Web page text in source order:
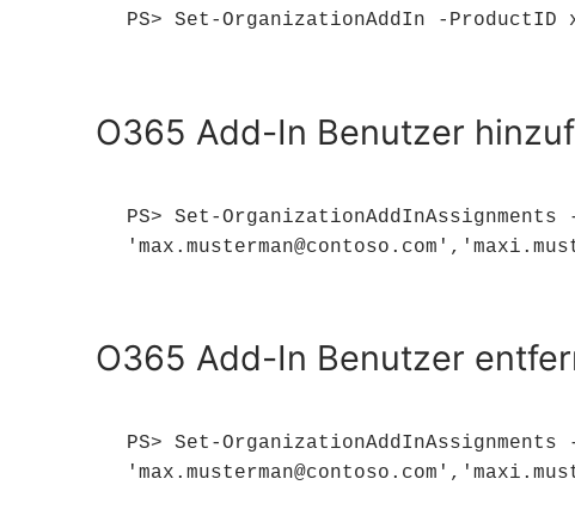
PS> Set-OrganizationAddIn -
O365 Add-In Benutzer
PS> Set-
O365 Add-In Benutzer
PS> Set-